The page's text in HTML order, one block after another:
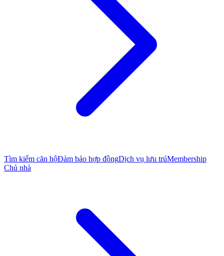
Tìm kiếm căn hộĐảm bảo hợp đồngDịch vụ lưu trúMembership
Chủ nhà